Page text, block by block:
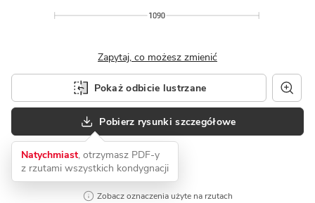
Zapytaj, co możesz zmienić
Pokaż odbicie lustrzane
Pobierz rysunki szczegółowe
Natychmiast, otrzymasz PDF-y
z rzutami wszystkich kondygnacji
Zobacz oznaczenia użyte na rzutach